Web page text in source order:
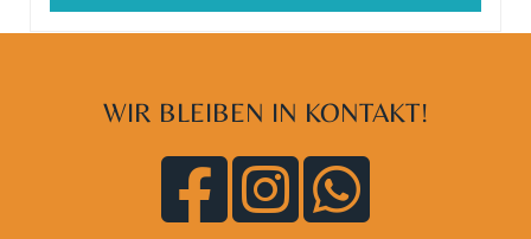
WIR BLEIBEN IN KONTAKT!